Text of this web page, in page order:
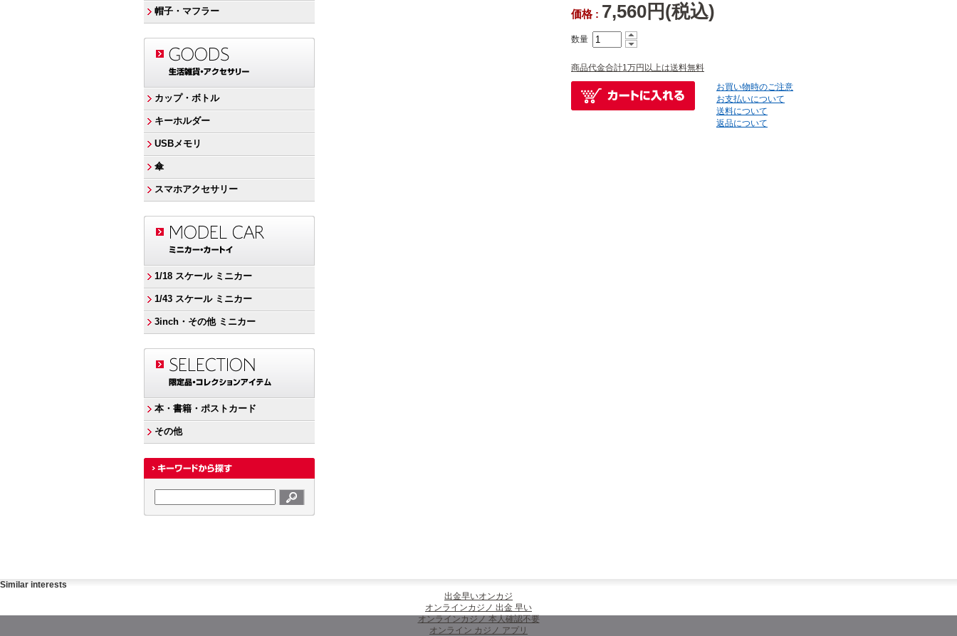
帽子・マフラー
カップ・ボトル
キーホルダー
USBメモリ
傘
スマホアクセサリー
1/18 スケール ミニカー
1/43 スケール ミニカー
3inch・その他 ミニカー
本・書籍・ポストカード
その他
価格 : 7,560円(税込)
数量
商品代金合計1万円以上は送料無料
お買い物時のご注意
お支払いについて
送料について
返品について
Similar interests
出金早いオンカジ
オンラインカジノ 出金 早い
オンラインカジノ 本人確認不要
オンライン カジノ アプリ